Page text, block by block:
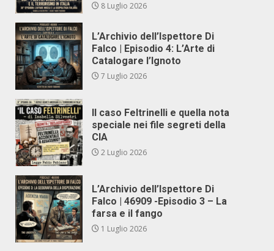
8 Luglio 2026
L’Archivio dell’Ispettore Di
Falco | Episodio 4: L’Arte di
Catalogare l’Ignoto
7 Luglio 2026
Il caso Feltrinelli e quella nota
speciale nei file segreti della
CIA
2 Luglio 2026
L’Archivio dell’Ispettore Di
Falco | 46909 -Episodio 3 – La
farsa e il fango
1 Luglio 2026